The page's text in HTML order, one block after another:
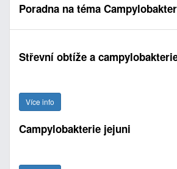
Poradna na téma
Střevní obtíže a
Více info
Campylobakterie jejuni